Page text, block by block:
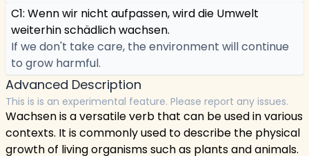
C1: Wenn wir nicht aufpassen, wird die Umwelt
weiterhin schädlich wachsen.
If we don't take care, the environment will continue
to grow harmful.
Advanced Description
This is is an experimental feature. Please report any issues.
Wachsen is a versatile verb that can be used in various
contexts. It is commonly used to describe the physical
growth of living organisms such as plants and animals.